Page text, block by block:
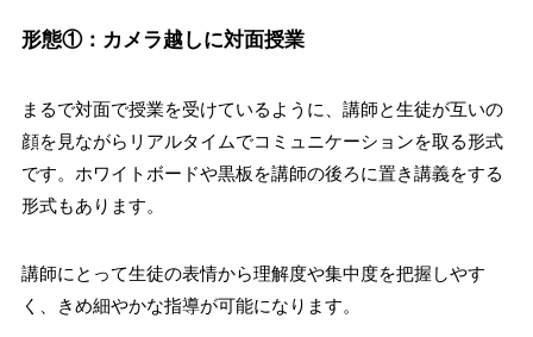
形態①：カメラ越しに対面授業
まるで対面で授業を受けているように、講師と生徒が互いの
顔を見ながらリアルタイムでコミュニケーションを取る形式
です。ホワイトボードや黒板を講師の後ろに置き講義をする
形式もあります。
講師にとって生徒の表情から理解度や集中度を把握しやす
く、きめ細やかな指導が可能になります。